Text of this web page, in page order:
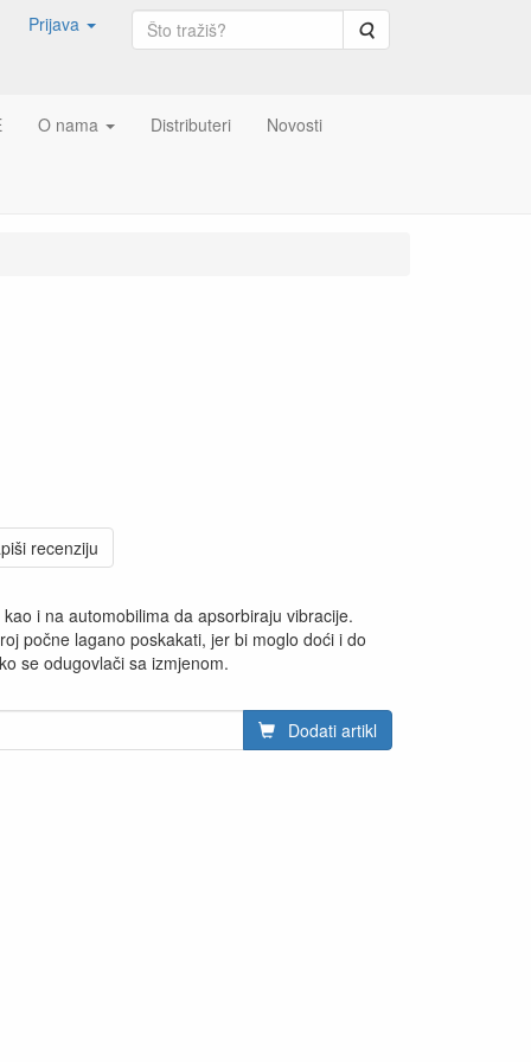
Prijava Pretraga
O nama Distributeri Novosti
recenziju
i na automobilima da apsorbiraju vibracije.
počne lagano poskakati, jer bi moglo doći i do
se odugovlači sa izmjenom.
Dodati artikl